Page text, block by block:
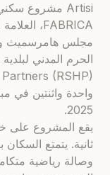
مجلس هامرسميث
2025.
يقع المشروع على
ثانية. يتمتع
وصالة رياضية